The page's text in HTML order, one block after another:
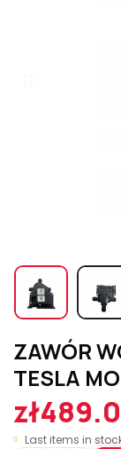
ZAWÓR
TESLA
Last items in